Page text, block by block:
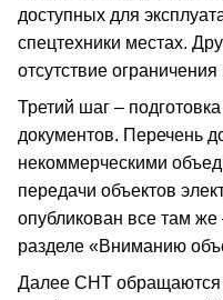
доступных для
спецтехники местах.
отсутствие
Третий шаг –
документов. Перечень
некоммерческими
передачи объектов
опубликован все там
разделе «Вниманию
Далее СНТ обращаются